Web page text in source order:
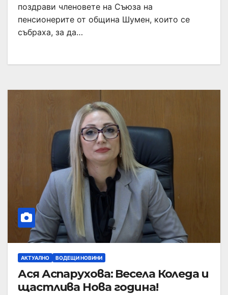
поздрави членовете на Съюза на
пенсионерите от община Шумен, които се
събраха, за да…
АКТУАЛНО ВОДЕЩИ НОВИНИ
Ася Аспарухова: Весела Коледа и
щастлива Нова година!